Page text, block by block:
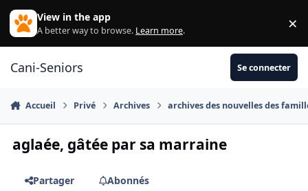
Aller au contenu
View in the app
A better way to browse. Learn more. ×
Cani-Seniors Se connecter
Accueil Privé Archives archives des nouvelles des
aglaée, gâtée par sa marraine
Partager
Abonnés